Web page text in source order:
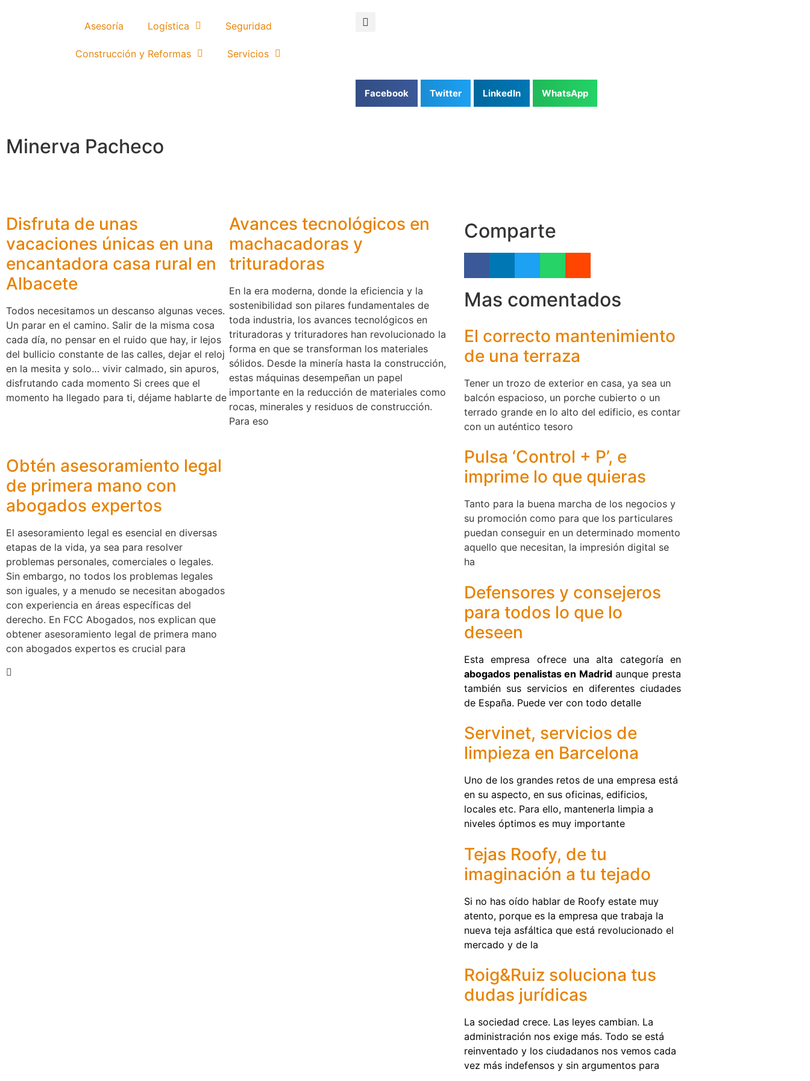
Asesoría Logística Seguridad
Construcción y Reformas Servicios
Facebook Twitter LinkedIn WhatsApp
Minerva Pacheco
Disfruta de unas
vacaciones únicas en una
encantadora casa rural en
Albacete
Todos necesitamos un descanso algunas veces.
Un parar en el camino. Salir de la misma cosa
cada día, no pensar en el ruido que hay, ir lejos
del bullicio constante de las calles, dejar el reloj
en la mesita y solo… vivir calmado, sin apuros,
disfrutando cada momento Si crees que el
momento ha llegado para ti, ͏déjame ͏hablarte de
Avances tecnológicos en
machacadoras y
trituradoras
En la era moderna, donde la eficiencia y la
sostenibilidad son pilares fundamentales de
toda industria, los avances tecnológicos en
trituradoras y trituradores han revolucionado la
forma en que se transforman los materiales
sólidos. Desde la minería hasta la construcción,
estas máquinas desempeñan un papel
importante en la reducción de materiales como
rocas, minerales y residuos de construcción.
Para eso
Obtén asesoramiento legal
de primera mano con
abogados expertos
El asesoramiento legal es esencial en diversas
etapas de la vida, ya sea para resolver
problemas personales, comerciales o legales.
Sin embargo, no todos los problemas legales
son iguales, y a menudo se necesitan abogados
con experiencia en áreas específicas del
derecho. En FCC Abogados, nos explican que
obtener asesoramiento legal de primera mano
con abogados expertos es crucial para
Comparte
Mas comentados
El correcto mantenimiento
de una terraza
Tener un trozo de exterior en casa, ya sea un
balcón espacioso, un porche cubierto o un
terrado grande en lo alto del edificio, es contar
con un auténtico tesoro
Pulsa ‘Control + P’, e
imprime lo que quieras
Tanto para la buena marcha de los negocios y
su promoción como para que los particulares
puedan conseguir en un determinado momento
aquello que necesitan, la impresión digital se
ha
Defensores y consejeros
para todos lo que lo
deseen
Esta empresa ofrece una alta categoría en
abogados penalistas en Madridaunque presta
también sus servicios en diferentes ciudades
de España. Puede ver con todo detalle
Servinet, servicios de
limpieza en Barcelona
Uno de los grandes retos de una empresa está
en su aspecto, en sus oficinas, edificios,
locales etc. Para ello, mantenerla limpia a
niveles óptimos es muy importante
Tejas Roofy, de tu
imaginación a tu tejado
Si no has oído hablar de Roofy estate muy
atento, porque es la empresa que trabaja la
nueva teja asfáltica que está revolucionado el
mercado y de la
Roig&Ruiz soluciona tus
dudas jurídicas
La sociedad crece. Las leyes cambian. La
administración nos exige más. Todo se está
reinventado y los ciudadanos nos vemos cada
vez más indefensos y sin argumentos para